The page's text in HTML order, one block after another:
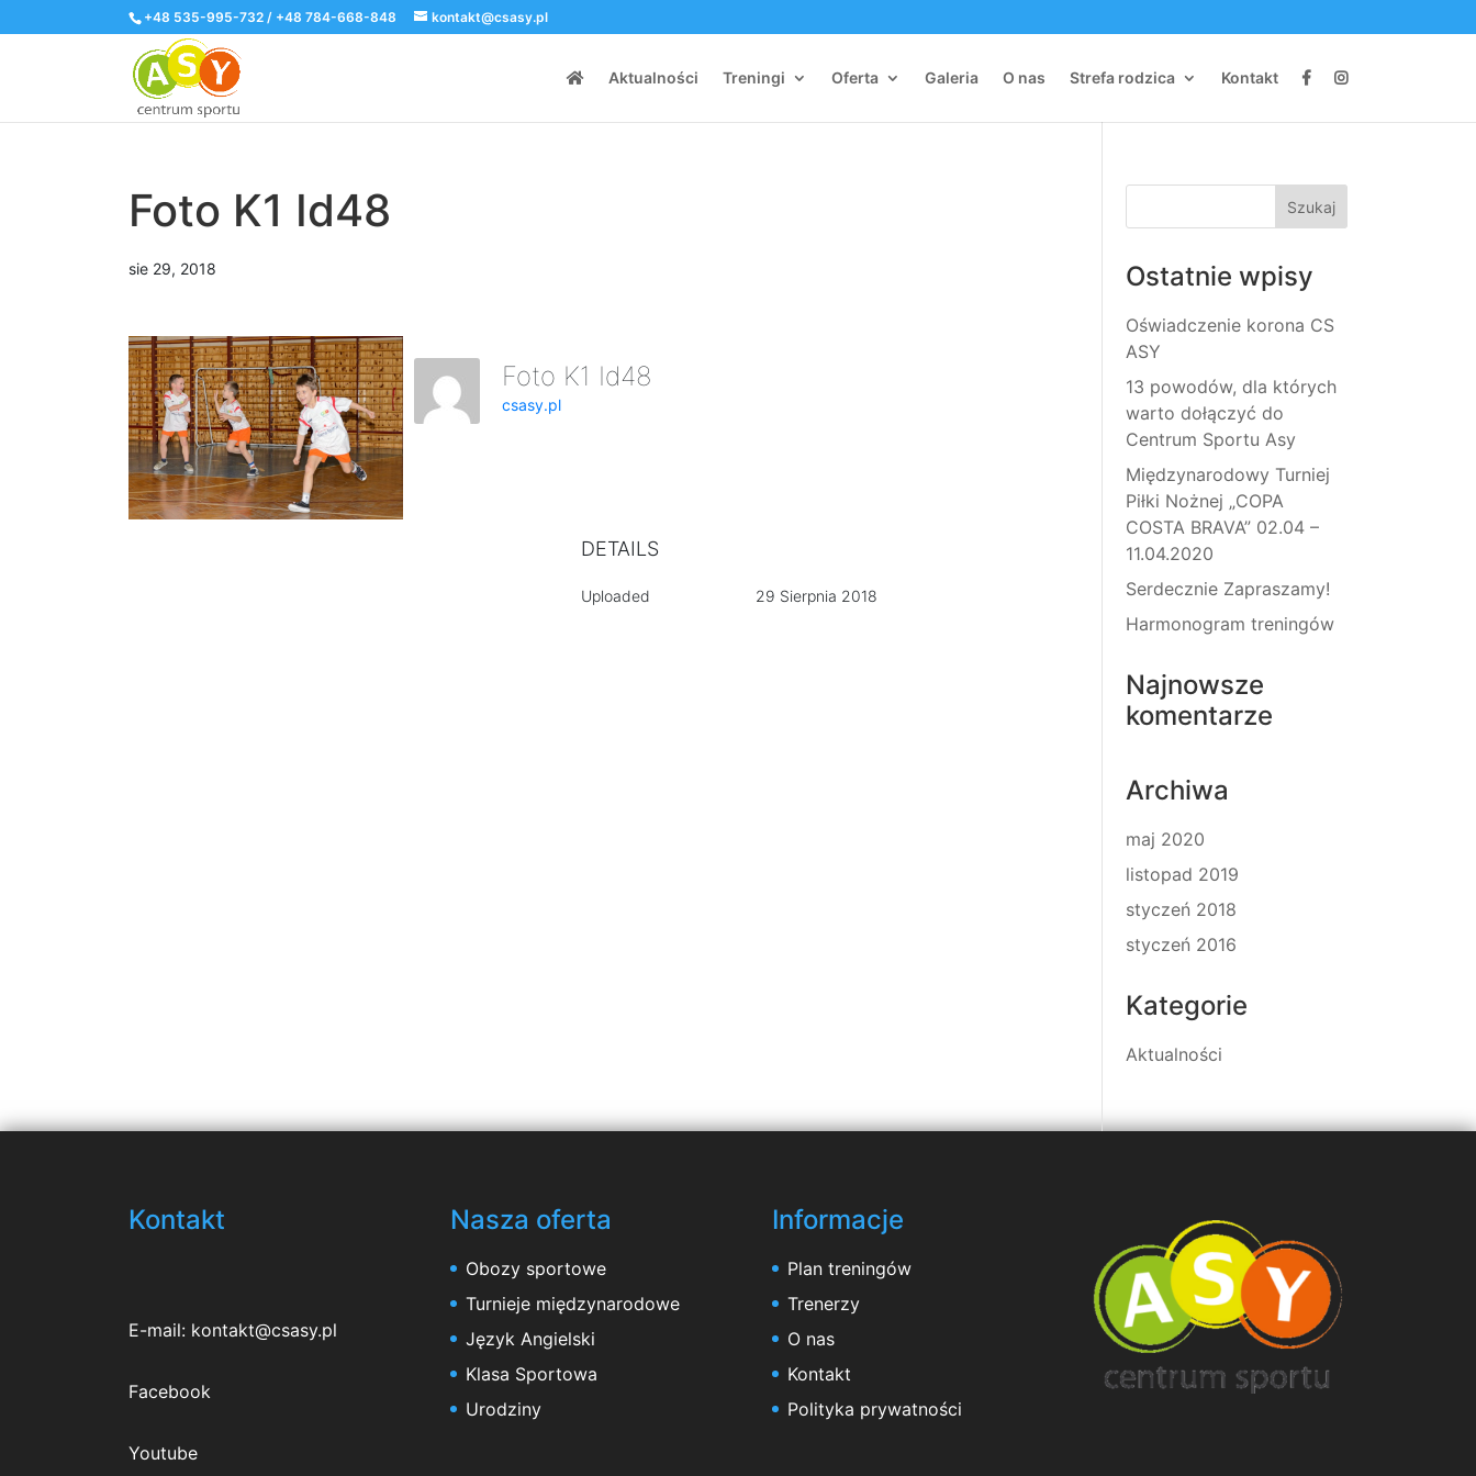
+48 535-995-732 / +48 784-668-848 kontakt@csasy.pl
Aktualności Treningi Oferta Galeria O nas Strefa rodzica Kontakt
Foto K1 Id48
sie 29, 2018
Foto K1 Id48
csasy.pl
DETAILS
Uploaded 29 Sierpnia 2018
Ostatnie wpisy
Oświadczenie korona CS
ASY
13 powodów, dla których
warto dołączyć do
Centrum Sportu Asy
Międzynarodowy Turniej
Piłki Nożnej „COPA
COSTA BRAVA” 02.04 –
11.04.2020
Serdecznie Zapraszamy!
Harmonogram treningów
Najnowsze
komentarze
Archiwa
maj 2020
listopad 2019
styczeń 2018
styczeń 2016
Kategorie
Aktualności
Kontakt
E-mail: kontakt@csasy.pl
Facebook
Youtube
Nasza oferta
Obozy sportowe
Turnieje międzynarodowe
Język Angielski
Klasa Sportowa
Urodziny
Informacje
Plan treningów
Trenerzy
O nas
Kontakt
Polityka prywatności